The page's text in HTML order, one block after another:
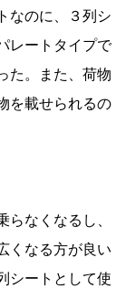
なのに、３列シ
レートタイプで
た。また、荷物
を載せられるの
らなくなるし、
くなる方が良い
シートとして使